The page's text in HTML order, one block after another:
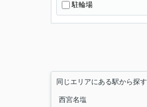
駐輪場
同じエリアにある駅から探す
西宮名塩